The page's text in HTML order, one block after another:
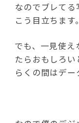
なのでブレて
こう目立ちます
でも、一見使え
たらおもしろ
らくの間はデー